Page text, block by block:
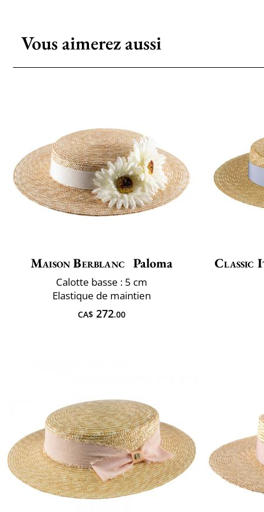
Vous aimerez aussi
Maison Berblanc Paloma
Calotte basse : 5 cm
Elastique de maintien
CA$ 272.00
Classic